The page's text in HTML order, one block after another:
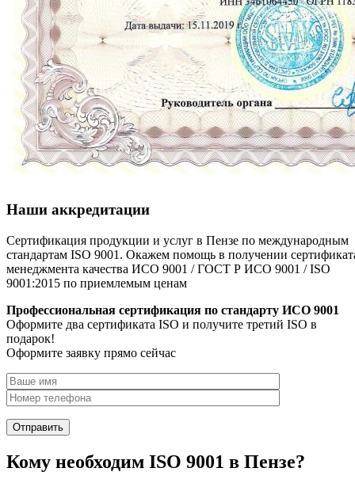
Наши аккредитации
Сертификация продукции и услуг в Пензе по международным
стандартам ISO 9001. Окажем помощь в получении
менеджмента качества ИСО 9001 / ГОСТ Р ИСО 9001 / ISO
9001:2015 по приемлемым ценам
Профессиональная сертификация по стандарту ИСО 9001
Оформите два сертификата ISO и получите третий ISO в
подарок!
Оформите заявку прямо сейчас
Кому необходим ISO 9001 в Пензе?